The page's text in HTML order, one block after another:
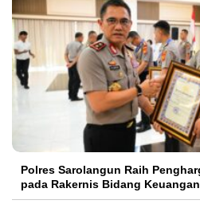
Polres Sarolangun Raih
pada Rakernis Bidang